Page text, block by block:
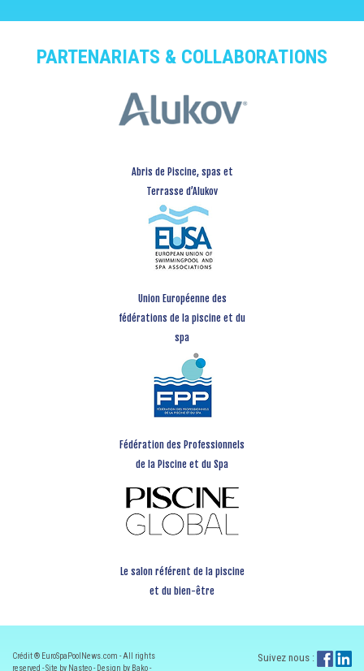
PARTENARIATS & COLLABORATIONS
Abris de Piscine, spas et
Terrasse d’Alukov
Union Européenne des
fédérations de la piscine et du
spa
Fédération des Professionnels
de la Piscine et du Spa
Le salon référent de la piscine
et du bien-être
Crédit ® EuroSpaPoolNews.com - All rights
reserved - Site by Nasteo - Design by Bako -
Suivez nous :